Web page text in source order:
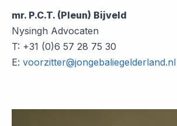
mr. P.C.T. (Pleun) Bijveld
Nysingh Advocaten
T: +31 (0)6 57 28 75 30
E: voorzitter@jongebaliegelderland.nl